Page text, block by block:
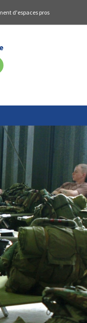
d'espaces pros